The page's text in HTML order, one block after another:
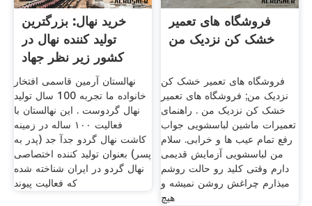
خرید نهال: بزرگترین
تولید کننده نهال در
کشور زیر نظر جهاد
نهالستان آرمین قاسمی افتخار
خانواده ما تجربه 100 سال تولید
نهال گردوست . این نهالستان با
فعالیت ۱۰۰ ساله در زمینه
کاشت نهال گردو جدآ جد (پدر به
پسر) بعنوان تولید کننده اختصاصی
نهال گردو در ایران شناخته شده
که فعالیت پیوند
فروشگاه های تعمیر
خشک کن نزدیک من
فروشگاه های تعمیر خشک کن
نزدیک من; فروشگاه های تعمیر
خشک کن نزدیک من . راهنمای
تعمیرات ماشین لباسشویی جواب
رفع تمام عیب ها و خرابی. سلام
من لباسشویی آزمایش قدیمی
دارم وقتی کلید رو حالت روشم
میذارم چراغش روشن نمیشه و
هیچ